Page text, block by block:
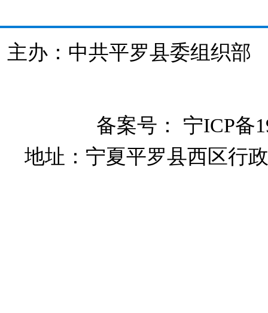
主办：中共平罗县委组织
备案号： 宁ICP备
地址：宁夏平罗县西区